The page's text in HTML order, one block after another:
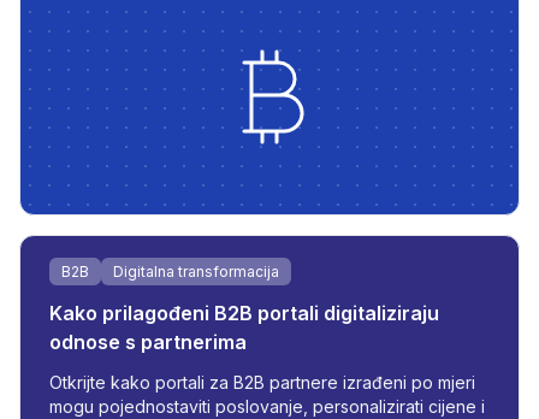
B2B Digitalna transformacija
Kako prilagođeni B2B portali digitaliziraju
odnose s partnerima
Otkrijte kako portali za B2B partnere izrađeni po mjeri
mogu pojednostaviti poslovanje, personalizirati cijene i